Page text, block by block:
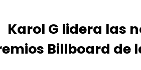
Karol G lidera las
Billboard de